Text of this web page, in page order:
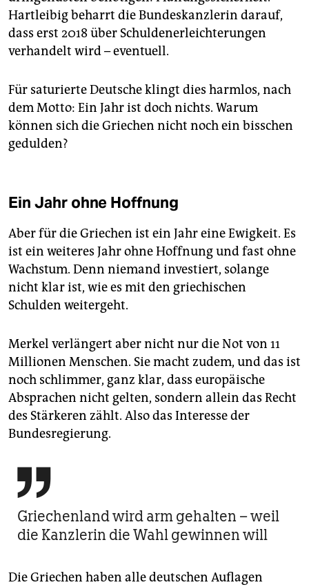
Hartleibig beharrt die Bundeskanzlerin darauf,
dass erst 2018 über Schuldenerleichterungen
verhandelt wird – eventuell.
Für saturierte Deutsche klingt dies harmlos, nach
dem Motto: Ein Jahr ist doch nichts. Warum
können sich die Griechen nicht noch ein bisschen
gedulden?
Ein Jahr ohne Hoffnung
Aber für die Griechen ist ein Jahr eine Ewigkeit. Es
ist ein weiteres Jahr ohne Hoffnung und fast ohne
Wachstum. Denn niemand investiert, solange
nicht klar ist, wie es mit den griechischen
Schulden weitergeht.
Merkel verlängert aber nicht nur die Not von 11
Millionen Menschen. Sie macht zudem, und das ist
noch ­schlimmer, ganz klar, dass europäische
Absprachen nicht gelten, sondern allein das Recht
des Stärkeren zählt. Also das Interesse der
Bundesregierung.

Griechenland wird arm gehalten – weil
die Kanzlerin die Wahl gewinnen will
Die Griechen haben alle deutschen Auflagen